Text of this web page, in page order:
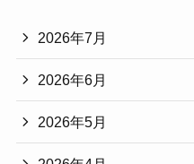
2026年7月
2026年6月
2026年5月